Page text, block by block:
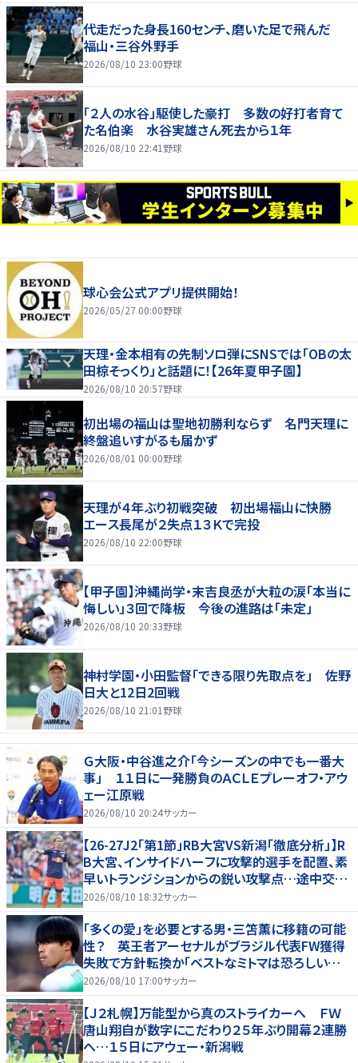
代走だった身長160センチ、磨いた足で飛んだ
福山・三谷外野手
2026/08/10 23:00野球
「２人の水谷」駆使した豪打 多数の好打者育て
た名伯楽 水谷実雄さん死去から１年
2026/08/10 22:41 野球
球心会公式アプリ提供開始！
2026/05/27 00:00野球
天理・金本相有の先制ソロ弾にSNSでは「OBの太
田椋そっくり」と話題に！【26年夏甲子園】
2026/08/10 20:57野球
初出場の福山は聖地初勝利ならず 名門天理に
終盤追いすがるも届かず
2026/08/01 00:00野球
天理が４年ぶり初戦突破 初出場福山に快勝
エース長尾が２失点１３Ｋで完投
2026/08/10 22:00野球
【甲子園】沖縄尚学・末吉良丞が大粒の涙「本当に
悔しい」３回で降板 今後の進路は「未定」
2026/08/10 20:33野球
神村学園・小田監督「できる限り先取点を」 佐野
日大と12日2回戦
2026/08/10 21:01 野球
Ｇ大阪・中谷進之介「今シーズンの中でも一番大
事」 １１日に一発勝負のＡＣＬＥプレーオフ・アウ
ェー江原戦
2026/08/10 20:24サッカー
【26-27J2「第1節」RB大宮VS新潟「徹底分析」】R
B大宮、インサイドハーフに攻撃的選手を配置、素
早いトランジションからの鋭い攻撃点…途中交代
での“メッセージ”も(1)
2026/08/10 18:32サッカー
「多くの愛」を必要とする男・三笘薫に移籍の可能
性？ 英王者アーセナルがブラジル代表FW獲得
失敗で方針転換か「ベストなミトマは恐ろしいほ
ど優れている」
2026/08/10 17:00サッカー
【Ｊ２札幌】万能型から真のストライカーへ ＦＷ
唐山翔自が数字にこだわり２５年ぶり開幕２連勝
へ…１５日にアウェー・新潟戦